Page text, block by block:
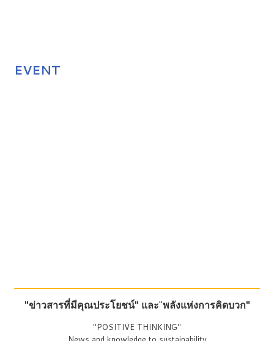
EVENT
"ข่าวสารที่มีคุณประโยชน์" และ"พลังแห่งการคิดบวก"
"POSITIVE THINKING"